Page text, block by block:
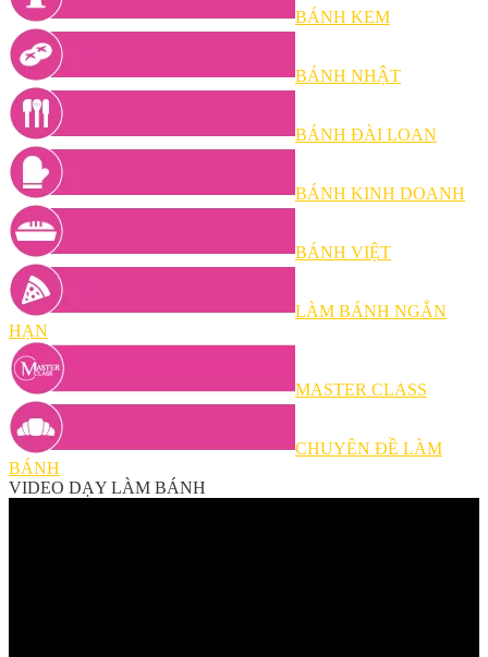
BÁNH KEM
BÁNH NHẬT
BÁNH ĐÀI LOAN
BÁNH KINH DOANH
BÁNH VIỆT
LÀM BÁNH NGẮN
HẠN
MASTER CLASS
CHUYÊN ĐỀ LÀM
BÁNH
VIDEO DẠY LÀM BÁNH